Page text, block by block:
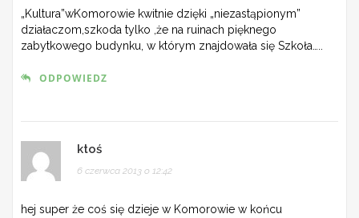
„Kultura”wKomorowie kwitnie dzięki „niezastąpionym”
działaczom,szkoda tylko ,że na ruinach pięknego
zabytkowego budynku, w którym znajdowała się Szkoła…..
ODPOWIEDZ
ktoś
6 czerwca 2013 o 12:42
hej super że coś się dzieje w Komorowie w końcu